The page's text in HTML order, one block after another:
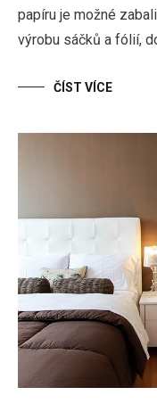
papíru je možné
výrobu sáčků a fólií,
ČÍST VÍCE